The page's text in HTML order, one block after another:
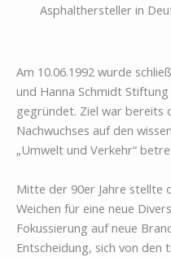
Asphalthersteller in
Am 10.06.1992 wurde
und Hanna Schmidt
gegründet. Ziel war bereits
Nachwuchses auf den
„Umwelt und Verkehr“
Mitte der 90er Jahre stellte
Weichen für eine neue
Fokussierung auf neue
Entscheidung, sich von den